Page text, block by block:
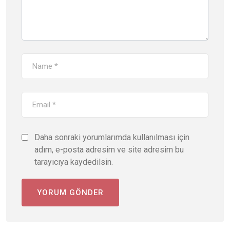
Daha sonraki yorumlarımda kullanılması için
adım, e-posta adresim ve site adresim bu
tarayıcıya kaydedilsin.